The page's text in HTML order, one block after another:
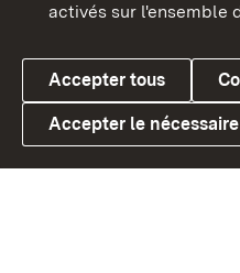
Link zum Landesportal
Cookies
activés sur l'ensemble
Accepter tous
Accepter le nécessaire